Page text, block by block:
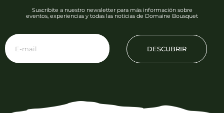
Suscribite a nuestro newsletter para más información sobre
eventos, experiencias y todas las noticias de Domaine Bousquet
DESCUBRIR